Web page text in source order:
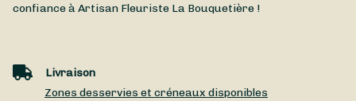
confiance à Artisan Fleuriste La Bouquetière !
Livraison
Zones desservies et créneaux disponibles